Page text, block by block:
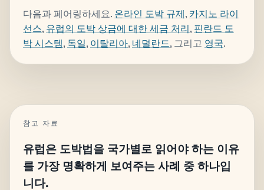
다음과 페어링하세요. 온라인 도박 규제, 카지노 라이
선스, 유럽의 도박 상금에 대한 세금 처리, 핀란드 도
박 시스템, 독일, 이탈리아, 네덜란드, 그리고 영국.
참고 자료
유럽은 도박법을 국가별로 읽어야 하는 이유
를 가장 명확하게 보여주는 사례 중 하나입
니다.